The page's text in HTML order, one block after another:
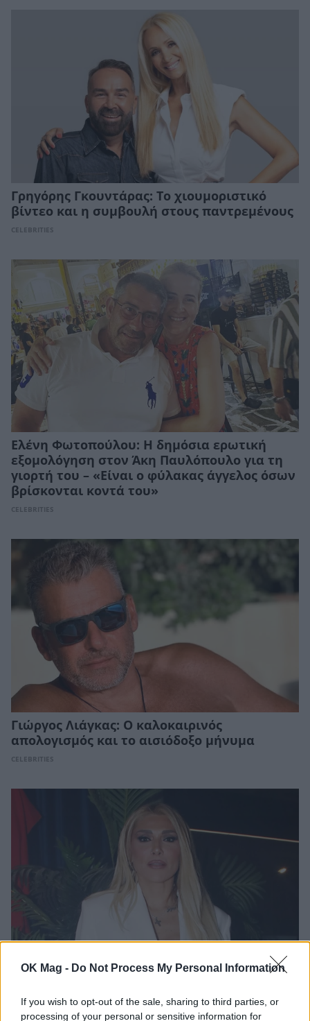
OK Mag - Do Not Process My Personal Information
If you wish to opt-out of the sale, sharing to third parties, or
processing of your personal or sensitive information for
Γρηγόρης Γκουντάρας: Το χιουμοριστικό
βίντεο και η συμβουλή στους παντρεμένους
CELEBRITIES
Ελένη Φωτοπούλου: Η δημόσια ερωτική
εξομολόγηση στον Άκη Παυλόπουλο για τη
γιορτή του – «Είναι ο φύλακας άγγελος όσων
βρίσκονται κοντά του»
CELEBRITIES
Γιώργος Λιάγκας: Ο καλοκαιρινός
απολογισμός και το αισιόδοξο μήνυμα
CELEBRITIES
Αγγελική Ηλιάδη: Η συγκλονιστική
«Είδα τον Χριστό μπροστά μου»